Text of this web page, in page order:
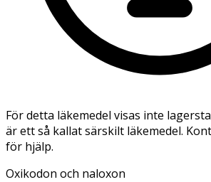
För detta läkemedel visas inte
är ett så kallat särskilt läkemedel.
för hjälp.
Oxikodon och naloxon